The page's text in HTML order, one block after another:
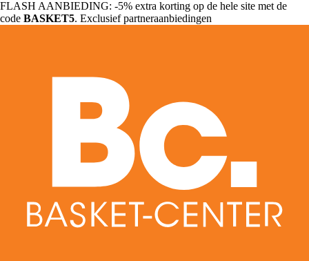
FLASH AANBIEDING: -5% extra korting op de hele site met de
code BASKET5. Exclusief partneraanbiedingen